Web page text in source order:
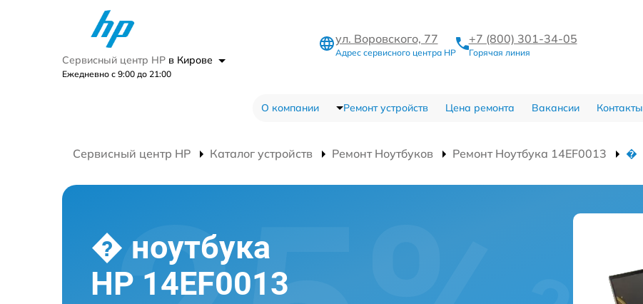
Сервисный центр HP в Кирове
Ежедневно с 9:00 до 21:00
ул. Воровского, 77
Адрес сервисного центра HP
+7 (800) 301-34-05
Горячая линия
О компании Ремонт устройств Цена ремонта Вакансии Контакты
Сервисный центр HP Каталог устройств Ремонт Ноутбуков Ремонт Ноутбука 14EF0013 �
� ноутбука
HP 14EF0013